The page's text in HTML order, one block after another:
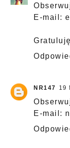
E-mail:
NR147 19
E-mail: